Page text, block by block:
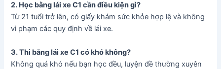
2. Học bằng lái xe C1 cần điều kiện gì?
Từ 21 tuổi trở lên, có giấy khám sức khỏe hợp lệ và không
vi phạm các quy định về lái xe.
3. Thi bằng lái xe C1 có khó không?
Không quá khó nếu bạn học đều, luyện đề thường xuyên